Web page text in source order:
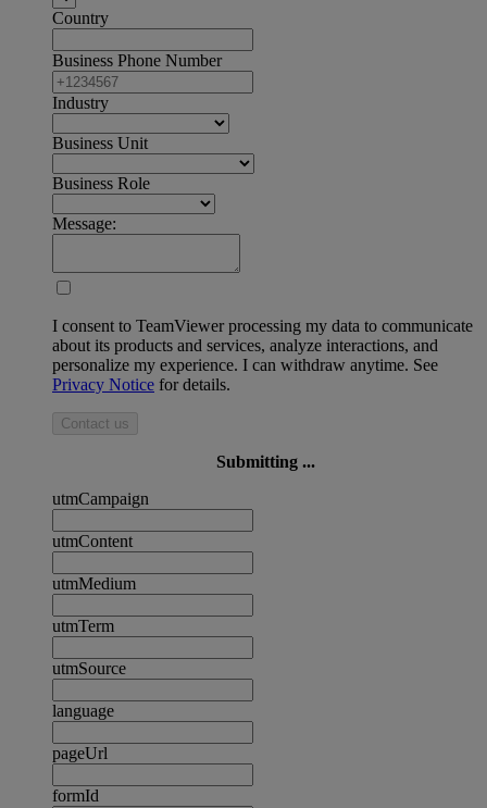
Country
Business Phone Number
Industry
Business Unit
Business Role
Message:
I consent to TeamViewer processing my data to communicate
about its products and services, analyze interactions, and
personalize my experience. I can withdraw anytime. See
Privacy Notice for details.
Contact us
Submitting ...
utmCampaign
utmContent
utmMedium
utmTerm
utmSource
language
pageUrl
formId